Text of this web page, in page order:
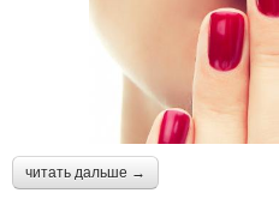
читать дальше →